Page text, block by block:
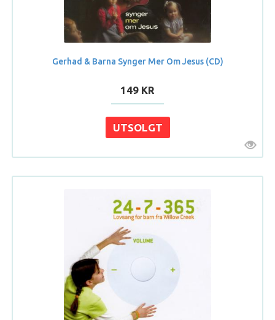
Gerhad & Barna Synger Mer Om Jesus (CD)
149 KR